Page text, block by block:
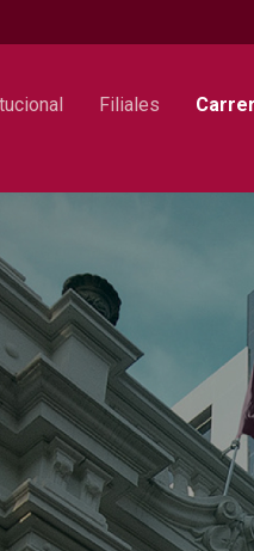
Filiales